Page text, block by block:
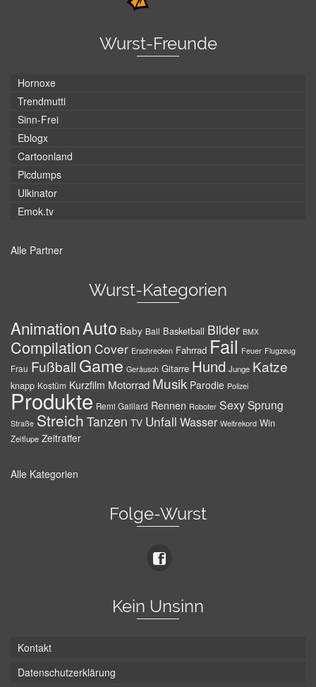
Wurst-Freunde
Hornoxe
Trendmutti
Sinn-Frei
Eblogx
Cartoonland
Picdumps
Ulkinator
Emok.tv
Alle Partner
Wurst-Kategorien
AnimationAuto Baby Ball Basketball Bilder BMX
Compilation Cover Erschrecken Fahrrad Fail Feuer Flugzeug
Frau Fußball Game Geräusch Gitarre Hund Junge Katze
knapp Kostüm Kurzfilm Motorrad Musik Parodie Polizei
Produkte Remi Gaillard Rennen Roboter SexySprung
Straße Streich Tanzen TV Unfall Wasser Weltrekord Win
Zeitlupe Zeitraffer
Alle Kategorien
Folge-Wurst
Kein Unsinn
Kontakt
Datenschutzerklärung